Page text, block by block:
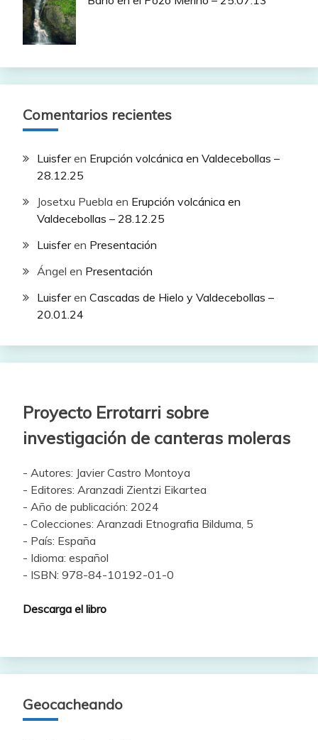
Comentarios recientes
Luisferen Erupción volcánica en Valdecebollas –
28.12.25
Josetxu Puebla en Erupción volcánica en
Valdecebollas – 28.12.25
Luisferen Presentación
Ángel en Presentación
Luisferen Cascadas de Hielo y Valdecebollas –
20.01.24
Proyecto Errotarri sobre
investigación de canteras moleras
- Autores: Javier Castro Montoya
- Editores: Aranzadi Zientzi Eikartea
- Año de publicación: 2024
- Colecciones: Aranzadi Etnografia Bilduma, 5
- País: España
- Idioma: español
- ISBN: 978-84-10192-01-0
Descarga el libro
Geocacheando